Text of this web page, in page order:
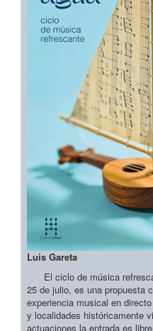
Luis Gareta
El ciclo de música
25 de julio, es una propuesta
experiencia musical en
y localidades históricamente
actuaciones la entrada es